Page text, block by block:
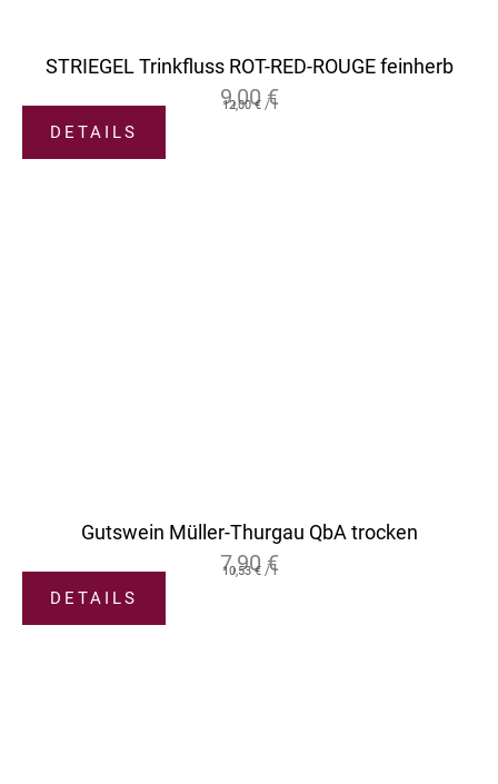
STRIEGEL Trinkfluss ROT-RED-ROUGE feinherb
9,00 €
12,00€/l
DETAILS
Gutswein Müller-Thurgau QbA trocken
7,90 €
10,53€/l
DETAILS